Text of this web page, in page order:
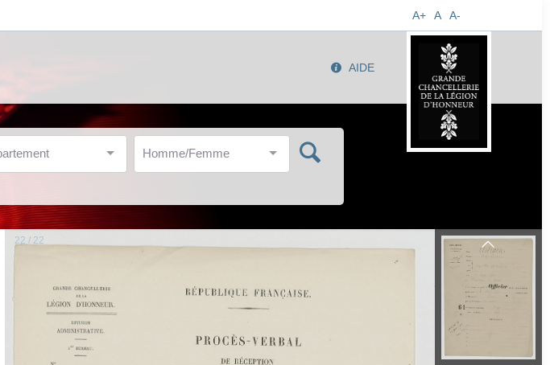
A+ A A-
AIDE
Homme/Femme
22 / 22